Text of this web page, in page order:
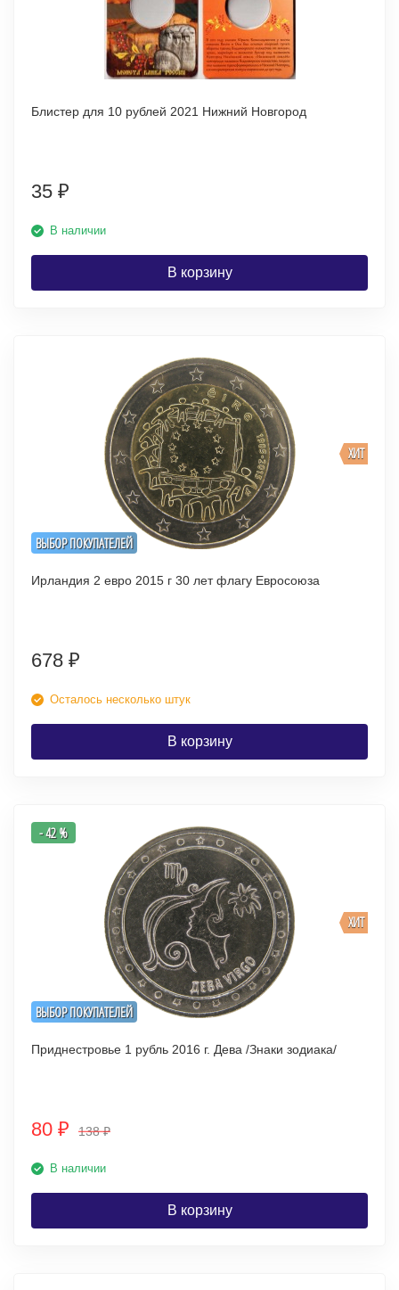
Блистер для 10 рублей 2021 Нижний Новгород
35 ₽
В наличии
В корзину
ВЫБОР ПОКУПАТЕЛЕЙ
ХИТ
Ирландия 2 евро 2015 г 30 лет флагу Евросоюза
678 ₽
Осталось несколько штук
В корзину
ВЫБОР ПОКУПАТЕЛЕЙ
ХИТ
- 42 %
Приднестровье 1 рубль 2016 г. Дева /Знаки зодиака/
80 ₽ 138₽
В наличии
В корзину